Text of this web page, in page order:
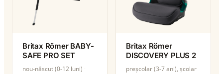
Britax Römer BABY-
SAFE PRO SET
nou-născut (0-12 luni)
Britax Römer
DISCOVERY PLUS 2
preșcolar (3-7 ani), școlar